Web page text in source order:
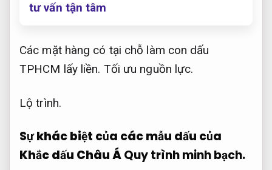
tư vấn tận tâm
​Các mặt hàng có tại chỗ làm con dấu
TPHCM lấy liền. Tối ưu nguồn lực.
Lộ trình.
Sự khác biệt của các mẫu dấu của
Khắc dấu Châu ÁQuy trình minh bạch.